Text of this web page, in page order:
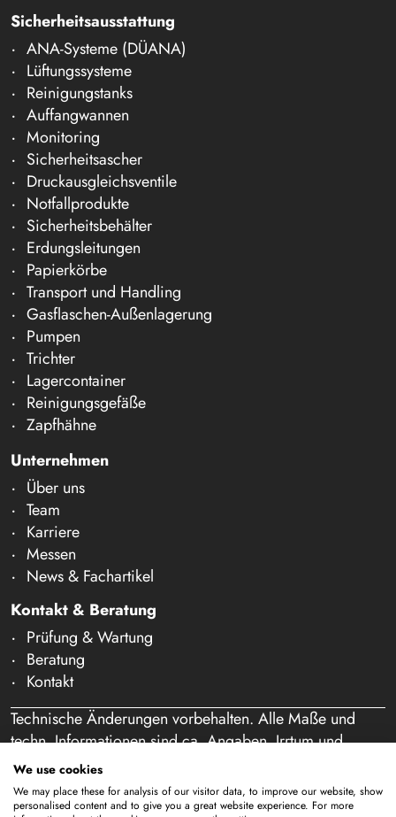
Sicherheitsausstattung
ANA-Systeme (DÜANA)
Lüftungssysteme
Reinigungstanks
Auffangwannen
Monitoring
Sicherheitsascher
Druckausgleichsventile
Notfallprodukte
Sicherheitsbehälter
Erdungsleitungen
Papierkörbe
Transport und Handling
Gasflaschen-Außenlagerung
Pumpen
Trichter
Lagercontainer
Reinigungsgefäße
Zapfhähne
Unternehmen
Über uns
Team
Karriere
Messen
News & Fachartikel
Kontakt & Beratung
Prüfung & Wartung
Beratung
Kontakt
Technische Änderungen vorbehalten. Alle Maße und
techn. Informationen sind ca. Angaben. Irrtum und
Schreibfehler vorbehalten. Unser Angebot richtet sich
ausschließlich an Gewerbetreibende im Sinne des § 14
BGB. Ein Verkauf an Privatpersonen findet nicht statt.
We use cookies
We may place these for analysis of our visitor data, to improve our website, show
personalised content and to give you a great website experience. For more